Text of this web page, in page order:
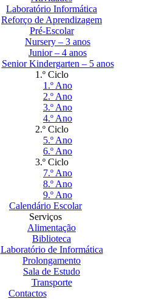
Laboratório Informática
Reforço de Aprendizagem
Pré-Escolar
Nursery – 3 anos
Junior – 4 anos
Senior Kindergarten – 5 anos
1.º Ciclo
1.º Ano
2.º Ano
3.º Ano
4.º Ano
2.º Ciclo
5.º Ano
6.º Ano
3.º Ciclo
7.º Ano
8.º Ano
9.º Ano
Calendário Escolar
Serviços
Alimentação
Biblioteca
Laboratório de Informática
Prolongamento
Sala de Estudo
Transporte
Contactos